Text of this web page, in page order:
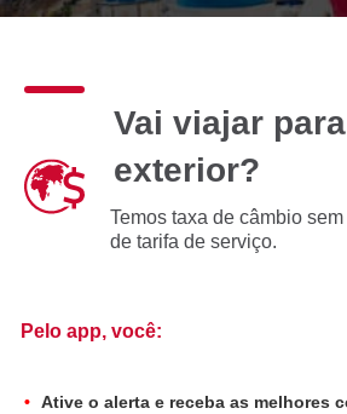
Vai viajar
exterior?
Temos taxa de câmbio
de tarifa de serviço.
Pelo app, você:
Ative o alerta e receba as melhores